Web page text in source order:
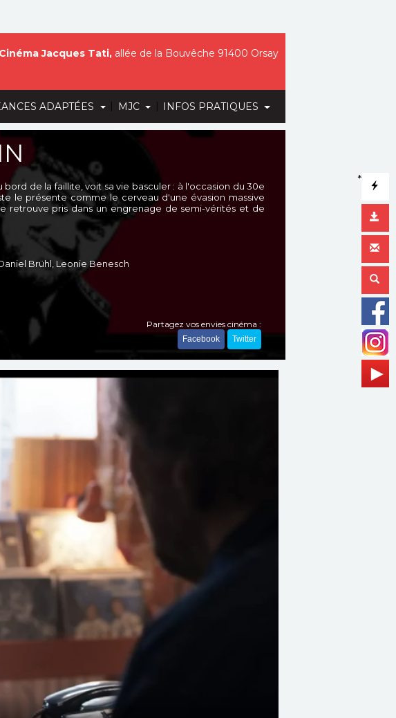
ADAPTÉES | MJC | INFOS PRATIQUES
*
Cinéma Jacques Tati, allée de la Bouvêche 91400 Orsay
de la faillite, voit sa vie basculer : à l'occasion du 30e
le présente comme le cerveau d'une évasion massive
retrouve pris dans un engrenage de semi-vérités et de
Brühl, Leonie Benesch
Partagez vos envies cinéma :
Facebook Twitter